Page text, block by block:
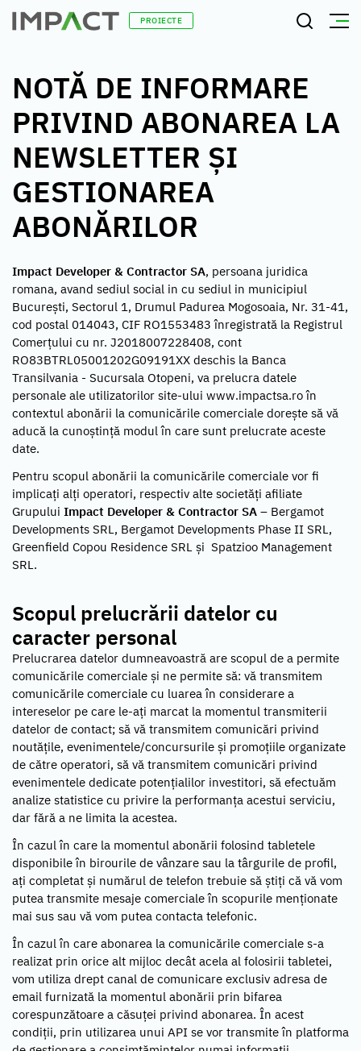
PROIECTE
NOTĂ DE INFORMARE
PRIVIND ABONAREA LA
NEWSLETTER ȘI
GESTIONAREA
ABONĂRILOR
Impact Developer & Contractor SA, persoana juridica
romana, avand sediul social in cu sediul in municipiul
Bucureşti, Sectorul 1, Drumul Padurea Mogosoaia, Nr. 31-41,
cod postal 014043, CIF RO1553483 înregistrată la Registrul
Comerţului cu nr. J2018007228408, cont
RO83BTRL05001202G09191XX deschis la Banca
Transilvania - Sucursala Otopeni, va prelucra datele
personale ale utilizatorilor site-ului www.impactsa.ro în
contextul abonării la comunicările comerciale dorește să vă
aducă la cunoștință modul în care sunt prelucrate aceste
date.
Pentru scopul abonării la comunicările comerciale vor fi
implicați alți operatori, respectiv alte societăți afiliate
Grupului Impact Developer & Contractor SA – Bergamot
Developments SRL, Bergamot Developments Phase II SRL,
Greenfield Copou Residence SRL și Spatzioo Management
SRL.
Scopul prelucrării datelor cu
caracter personal
Prelucrarea datelor dumneavoastră are scopul de a permite
comunicările comerciale și ne permite să: vă transmitem
comunicările comerciale cu luarea în considerare a
intereselor pe care le-ați marcat la momentul transmiterii
datelor de contact; să vă transmitem comunicări privind
noutățile, evenimentele/concursurile și promoțiile organizate
de către operatori, să vă transmitem comunicări privind
evenimentele dedicate potențialilor investitori, să efectuăm
analize statistice cu privire la performanța acestui serviciu,
dar fără a ne limita la acestea.
În cazul în care la momentul abonării folosind tabletele
disponibile în birourile de vânzare sau la târgurile de profil,
ați completat și numărul de telefon trebuie să știți că vă vom
putea transmite mesaje comerciale în scopurile menționate
mai sus sau vă vom putea contacta telefonic.
În cazul în care abonarea la comunicările comerciale s-a
realizat prin orice alt mijloc decât acela al folosirii tabletei,
vom utiliza drept canal de comunicare exclusiv adresa de
email furnizată la momentul abonării prin bifarea
corespunzătoare a căsuței privind abonarea. În acest
condiții, prin utilizarea unui API se vor transmite în platforma